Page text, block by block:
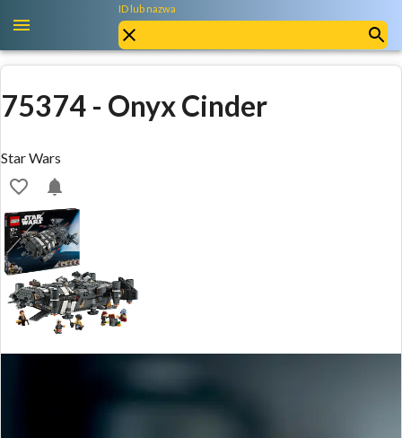
ID lub nazwa
75374 - Onyx Cinder
Star Wars